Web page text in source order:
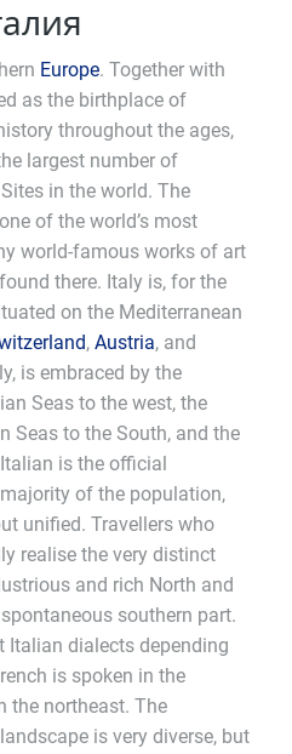
Europe. Together with
as the birthplace of
throughout the ages,
largest number of
in the world. The
of the world’s most
world-famous works of art
there. Italy is, for the
on the Mediterranean
, Austria, and
is embraced by the
Seas to the west, the
Seas to the South, and the
is the official
of the population,
unified. Travellers who
realise the very distinct
and rich North and
southern part.
Italian dialects depending
is spoken in the
the northeast. The
is very diverse, but